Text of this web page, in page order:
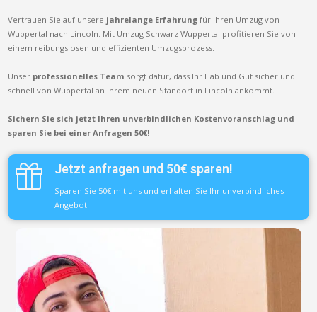
Vertrauen Sie auf unsere jahrelange Erfahrung für Ihren Umzug von
Wuppertal nach Lincoln. Mit Umzug Schwarz Wuppertal profitieren Sie von
einem reibungslosen und effizienten Umzugsprozess.
Unser professionelles Team sorgt dafür, dass Ihr Hab und Gut sicher und
schnell von Wuppertal an Ihrem neuen Standort in Lincoln ankommt.
Sichern Sie sich jetzt Ihren unverbindlichen Kostenvoranschlag und
sparen Sie bei einer Anfragen 50€!
Jetzt anfragen und 50€ sparen!
Sparen Sie 50€ mit uns und erhalten Sie Ihr unverbindliches
Angebot.